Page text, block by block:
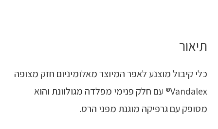
תיאור
כלי קיבול מוצנע לאפר המיוצר מאלומיניום חזק מצופה
Vandalex® עם חלק פנימי מפלדה מגולוונת והוא
מסופק עם גרפיקה מוגנת מפני הרס.